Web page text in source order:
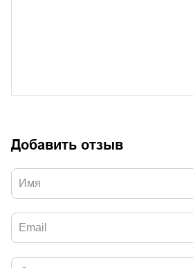
Добавить отзыв